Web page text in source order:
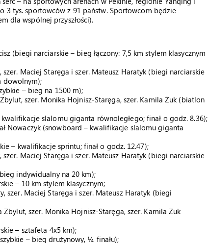
3 tys. sportowców z 91 państw. Sportowcom będzie
dla wspólnej przyszłości).
(biegi narciarskie – bieg łączony: 7,5 km stylem klasycznym
Maciej Staręga i szer. Mateusz Haratyk (biegi narciarskie
dowolnym);
– bieg na 1500 m);
szer. Monika Hojnisz-Staręga, szer. Kamila Żuk (biatlon
slalomu giganta równoległego; finał o godz. 8.36);
Nowaczyk (snowboard – kwalifikacje slalomu giganta
– kwalifikacje sprintu; finał o godz. 12.47);
Maciej Staręga i szer. Mateusz Haratyk (biegi narciarskie
indywidualny na 20 km);
– 10 km stylem klasycznym;
szer. Maciej Staręga i szer. Mateusz Haratyk (biegi
szer. Monika Hojnisz-Staręga, szer. Kamila Żuk
– sztafeta 4x5 km);
– bieg drużynowy, ¼ finału);